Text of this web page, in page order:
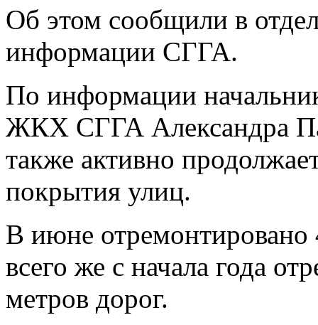
Об этом сообщили в
информации СГГА.
По информации
ЖКХ СГГА Александра
также активно
покрытия улиц.
В июне отремонтировано
всего же с начала года
метров дорог.